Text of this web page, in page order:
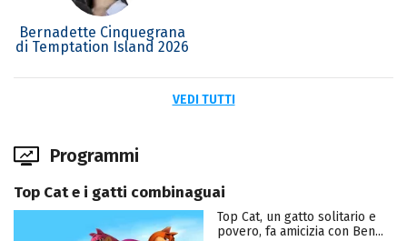
Bernadette Cinquegrana
di Temptation Island 2026
VEDI TUTTI
Programmi
Top Cat e i gatti combinaguai
Top Cat, un gatto solitario e
povero, fa amicizia con Ben...